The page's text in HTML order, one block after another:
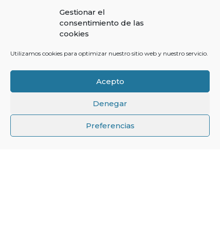
Gestionar el
consentimiento de las
cookies
Utilizamos cookies para optimizar nuestro sitio web y nuestro servicio.
Acepto
Denegar
Preferencias